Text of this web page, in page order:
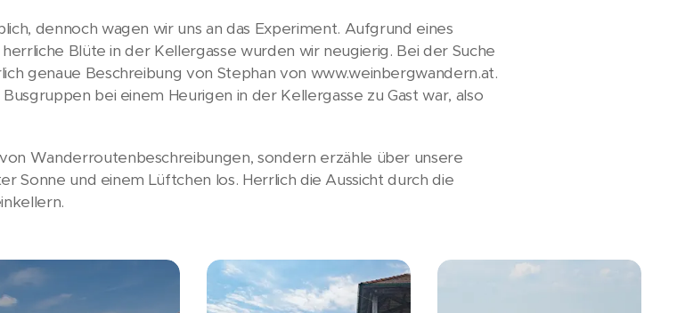
dennoch wagen wir uns an das Experiment. Aufgrund eines
Blüte in der Kellergasse wurden wir neugierig. Bei der Suche
genaue Beschreibung von Stephan von www.weinbergwandern.at.
bei einem Heurigen in der Kellergasse zu Gast war, also
Wanderroutenbeschreibungen, sondern erzähle über unsere
Sonne und einem Lüftchen los. Herrlich die Aussicht durch die